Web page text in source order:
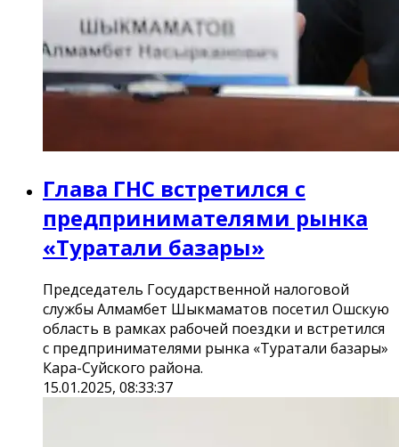
Глава ГНС встретился с
предпринимателями рынка
«Туратали базары»
Председатель Государственной налоговой
службы Алмамбет Шыкмаматов посетил Ошскую
область в рамках рабочей поездки и встретился
с предпринимателями рынка «Туратали базары»
Кара-Суйского района.
15.01.2025, 08:33:37